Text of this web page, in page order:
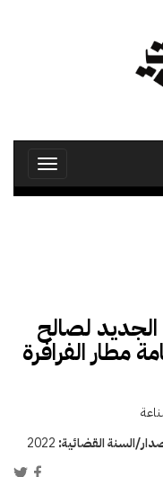
Toggle
لصالح
مطار الفرافرة
السنة القضائية: 2022